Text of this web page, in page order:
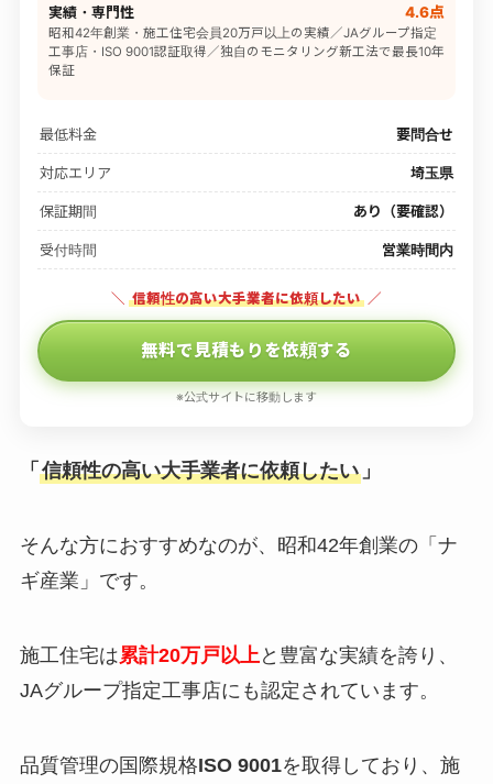
実績・専門性 4.6点
昭和42年創業・施工住宅会員20万戸以上の実績／JAグループ指定
工事店・ISO 9001認証取得／独自のモニタリング新工法で最長10年
保証
最低料金 要問合せ
対応エリア 埼玉県
保証期間 あり（要確認）
受付時間 営業時間内
＼ 信頼性の高い大手業者に依頼したい ／
無料で見積もりを依頼する
※公式サイトに移動します
「 信頼性の高い大手業者に依頼したい」
そんな方におすすめなのが、昭和42年創業の「ナ
ギ産業」です。
施工住宅は累計20万戸以上と豊富な実績を誇り、
JAグループ指定工事店にも認定されています。
品質管理の国際規格ISO 9001を取得しており、施